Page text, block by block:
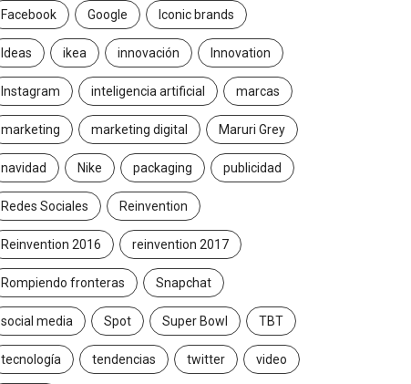
Facebook Google Iconic brands
Ideas ikea innovación Innovation
Instagram inteligencia artificial marcas
marketing marketing digital Maruri Grey
navidad Nike packaging publicidad
Redes Sociales Reinvention
Reinvention 2016 reinvention 2017
Rompiendo fronteras Snapchat
social media Spot Super Bowl TBT
tecnología tendencias twitter video